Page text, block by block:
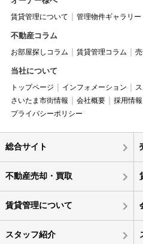
賃貸管理について 管理物件ギャラリー
不動産コラム
お部屋探しコラム 賃貸管理コラム
当社について
トップページ インフォメーション
さいたま市街情報
会社概要 採用情報
プライバシーポリシー
総合サイト
不動産売却・買取
賃貸管理について
スタッフ紹介